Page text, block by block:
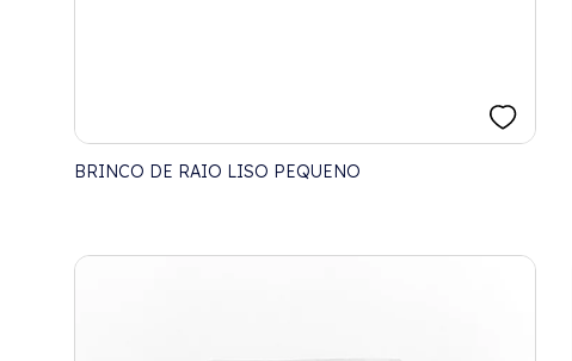
BRINCO DE RAIO LISO PEQUENO